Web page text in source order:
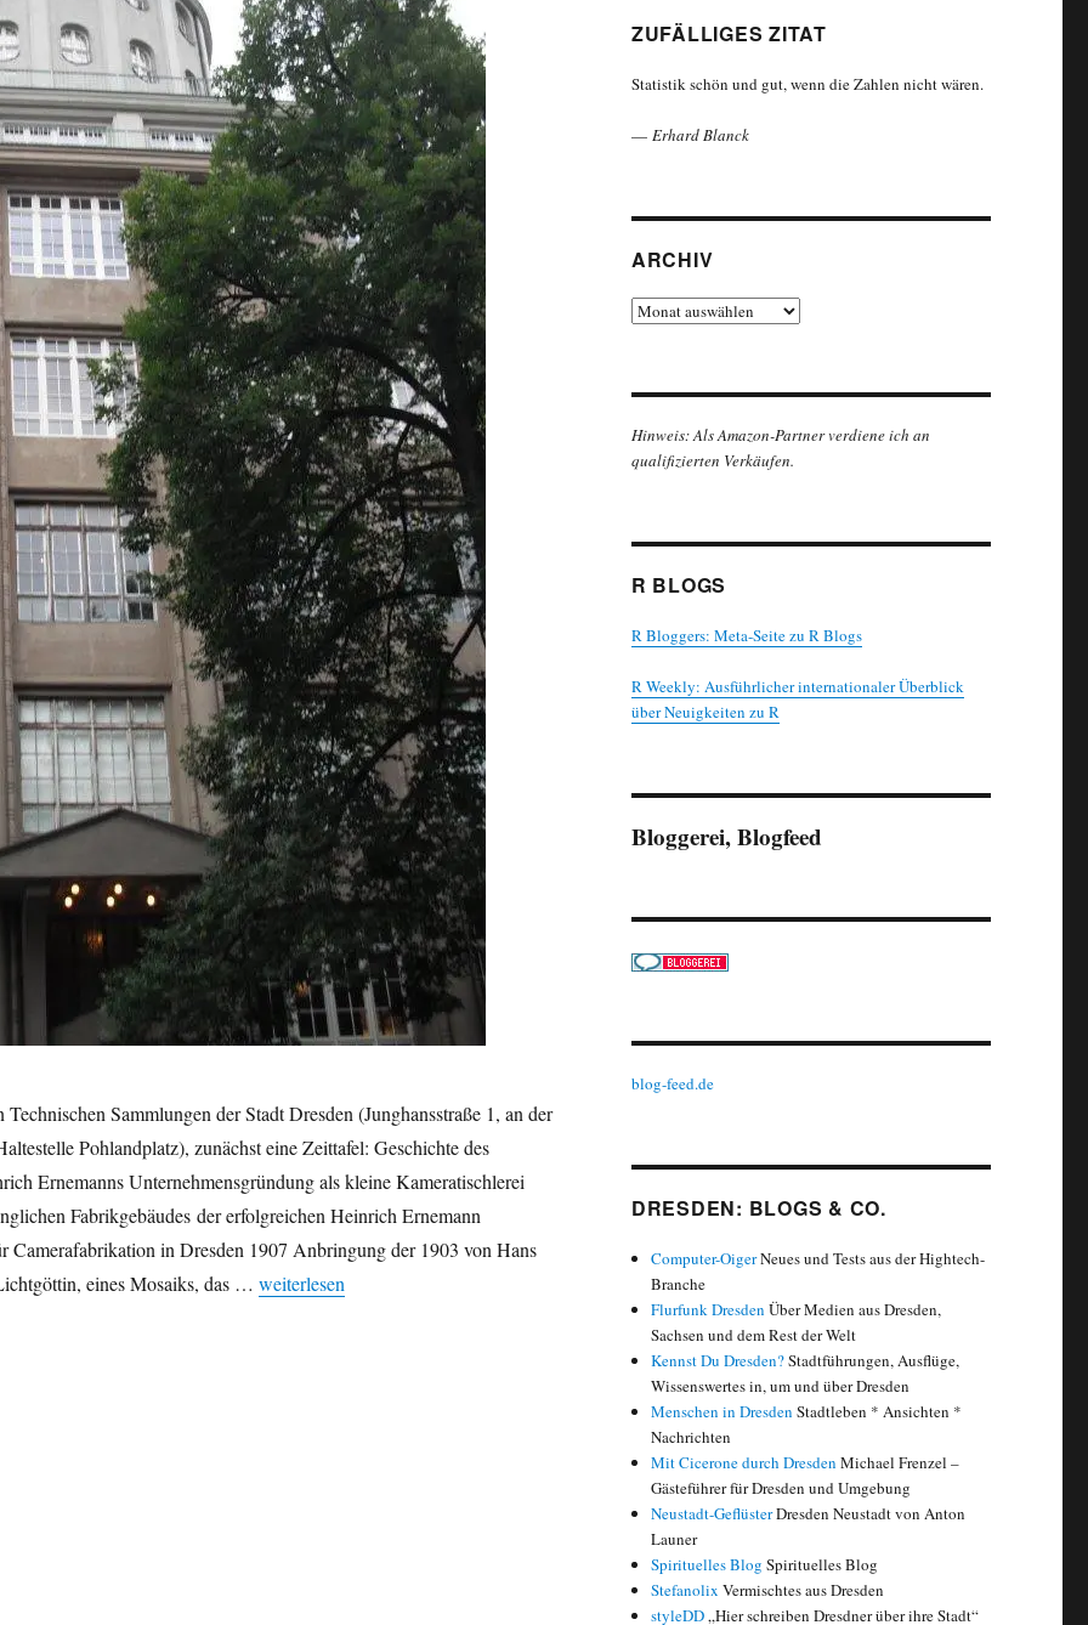
Sammlungen der Stadt Dresden (Junghansstraße 1, an der
Pohlandplatz), zunächst eine Zeittafel: Geschichte des
Ernemanns Unternehmensgründung als kleine Kameratischlerei
Fabrikgebäudes der erfolgreichen Heinrich Ernemann
Camerafabrikation in Dresden 1907 Anbringung der 1903 von Hans
eines Mosaiks, das … „Die Technischen Sammlungen Dresden in Zahlen“
weiterlesen
ZUFÄLLIGES ZITAT
Statistik schön und gut, wenn die Zahlen nicht wären.
— Erhard Blanck
ARCHIV
Archiv
Hinweis: Als Amazon-Partner verdiene ich an
qualifizierten Verkäufen.
R BLOGS
R Bloggers: Meta-Seite zu R Blogs
R Weekly: Ausführlicher internationaler Überblick
über Neuigkeiten zu R
Bloggerei, Blogfeed
blog-feed.de
DRESDEN: BLOGS & CO.
Computer-OigerNeues und Tests aus der Hightech-
Branche
Flurfunk Dresden Über Medien aus Dresden,
Sachsen und dem Rest der Welt
Kennst Du Dresden?Stadtführungen, Ausflüge,
Wissenswertes in, um und über Dresden
Menschen in Dresden Stadtleben * Ansichten *
Nachrichten
Mit Cicerone durch Dresden Michael Frenzel –
Gästeführer für Dresden und Umgebung
Neustadt-GeflüsterDresden Neustadt von Anton
Launer
Spirituelles Blog Spirituelles Blog
Stefanolix Vermischtes aus Dresden
styleDD„Hier schreiben Dresdner über ihre Stadt“